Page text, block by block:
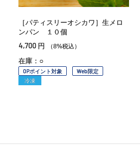
［パティスリーオシカワ］生メロ
ンパン １０個
4,700 円 （8%税込）
在庫：○
OPポイント対象
Web限定
冷凍